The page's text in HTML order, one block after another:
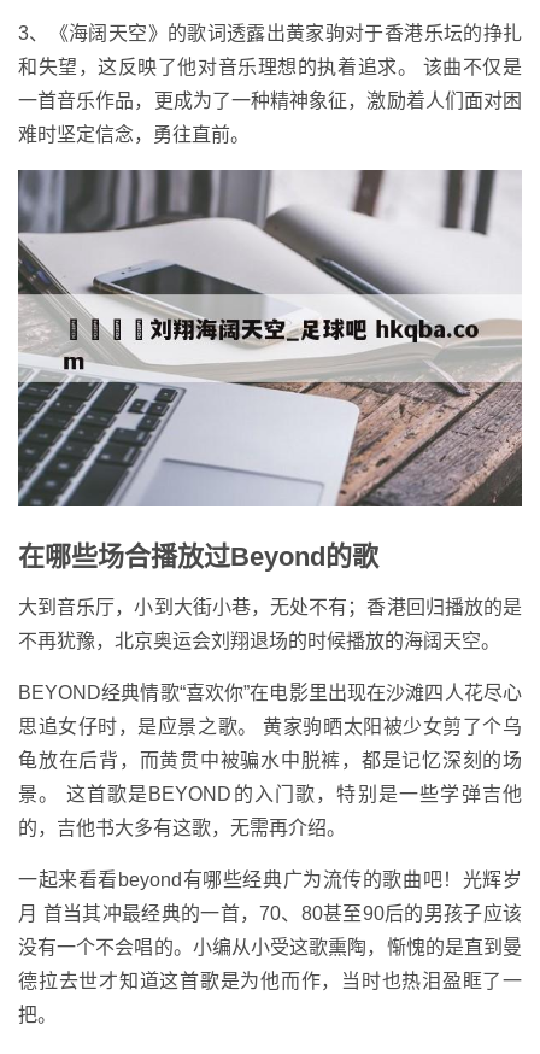
3、《海阔天空》的歌词透露出黄家驹对于香港乐坛的挣扎
和失望，这反映了他对音乐理想的执着追求。 该曲不仅是
一首音乐作品，更成为了一种精神象征，激励着人们面对困
难时坚定信念，勇往直前。
在哪些场合播放过Beyond的歌
大到音乐厅，小到大街小巷，无处不有；香港回归播放的是
不再犹豫，北京奥运会刘翔退场的时候播放的海阔天空。
BEYOND经典情歌“喜欢你”在电影里出现在沙滩四人花尽心
思追女仔时，是应景之歌。 黄家驹晒太阳被少女剪了个乌
龟放在后背，而黄贯中被骗水中脱裤，都是记忆深刻的场
景。 这首歌是BEYOND的入门歌，特别是一些学弹吉他
的，吉他书大多有这歌，无需再介绍。
一起来看看beyond有哪些经典广为流传的歌曲吧！光辉岁
月 首当其冲最经典的一首，70、80甚至90后的男孩子应该
没有一个不会唱的。小编从小受这歌熏陶，惭愧的是直到曼
德拉去世才知道这首歌是为他而作，当时也热泪盈眶了一
把。